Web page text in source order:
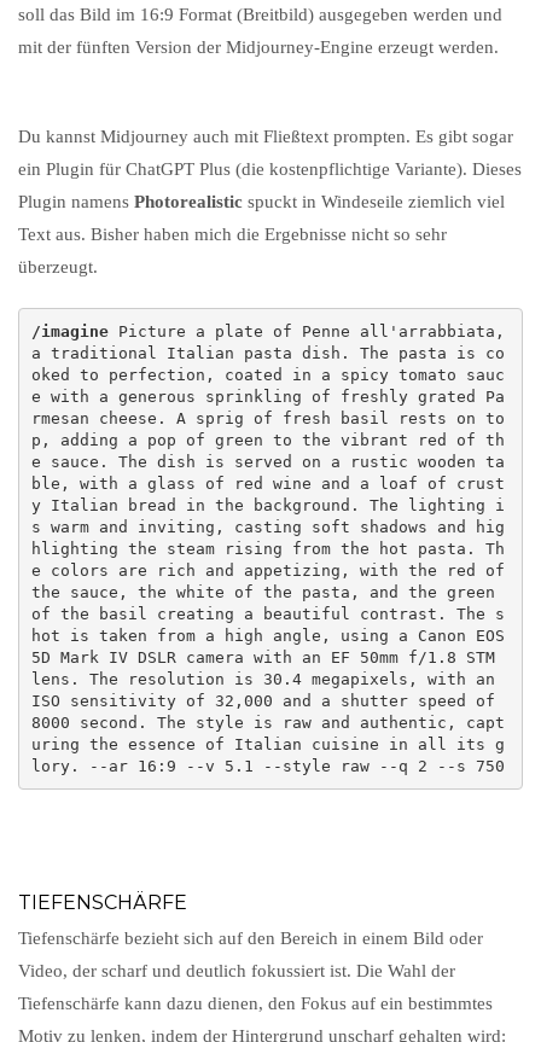
soll das Bild im 16:9 Format (Breitbild) ausgegeben werden und
mit der fünften Version der Midjourney-Engine erzeugt werden.
Du kannst Midjourney auch mit Fließtext prompten. Es gibt sogar
ein Plugin für ChatGPT Plus (die kostenpflichtige Variante). Dieses
Plugin namens Photorealistic spuckt in Windeseile ziemlich viel
Text aus. Bisher haben mich die Ergebnisse nicht so sehr
überzeugt.
/imagine Picture a plate of Penne all'arrabbiata,
a traditional Italian pasta dish. The pasta is co
oked to perfection, coated in a spicy tomato sauc
e with a generous sprinkling of freshly grated Pa
rmesan cheese. A sprig of fresh basil rests on to
p, adding a pop of green to the vibrant red of th
e sauce. The dish is served on a rustic wooden ta
ble, with a glass of red wine and a loaf of crust
y Italian bread in the background. The lighting i
s warm and inviting, casting soft shadows and hig
hlighting the steam rising from the hot pasta. Th
e colors are rich and appetizing, with the red of
the sauce, the white of the pasta, and the green
of the basil creating a beautiful contrast. The s
hot is taken from a high angle, using a Canon EOS
5D Mark IV DSLR camera with an EF 50mm f/1.8 STM
lens. The resolution is 30.4 megapixels, with an
ISO sensitivity of 32,000 and a shutter speed of
8000 second. The style is raw and authentic, capt
uring the essence of Italian cuisine in all its g
lory. --ar 16:9 --v 5.1 --style raw --q 2 --s 750
TIEFENSCHÄRFE
Tiefenschärfe bezieht sich auf den Bereich in einem Bild oder
Video, der scharf und deutlich fokussiert ist. Die Wahl der
Tiefenschärfe kann dazu dienen, den Fokus auf ein bestimmtes
Motiv zu lenken, indem der Hintergrund unscharf gehalten wird: